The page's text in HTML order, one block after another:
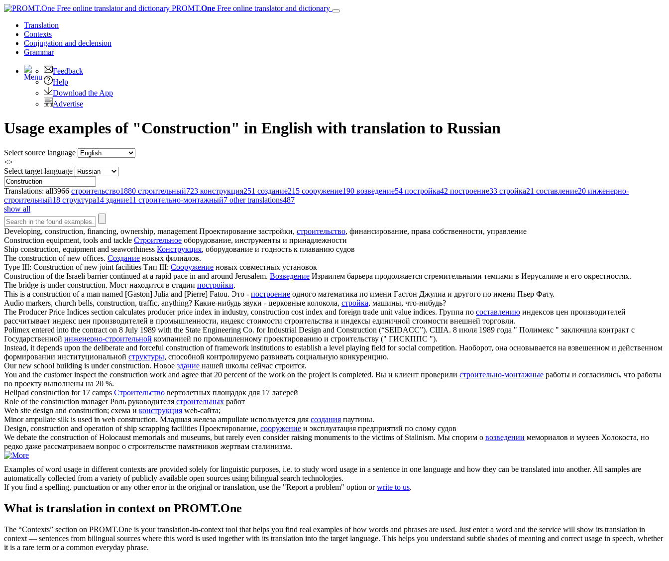
PROMT.One Free online translator and dictionary
Translation
Contexts
Conjugation and declension
Grammar
Feedback
Help
Download the App
Advertise
Usage examples of "Construction" in English with translation to Russian
Select source language
<>
Select target language
Translations: all3966 строительство1880 строительный723 конструкция251 создание215 сооружение190 возведение54 постройка42 построение33 стройка21 составление20 инженерно-
строительный18 структура14 здание11 строительно-монтажный7 other translations487
show all
Developing, construction, financing, ownership, management Проектирование застройки, строительство, финансирование, права собственности, управление
Construction equipment, tools and tackle Строительное оборудование, инструменты и принадлежности
Ship construction, equipment and seaworthiness Конструкция, оборудование и годность к плаванию судов
The construction of new offices. Создание новых филиалов.
Type III: Construction of new joint facilities Тип III: Сооружение новых совместных установок
Construction of the Israeli barrier continued at a rapid pace in and around Jerusalem. Возведение Израилем барьера продолжается стремительными темпами в Иерусалиме и его окрестностях.
The bridge is underconstruction. Мост находится в стадии постройки.
This is a construction of a man named [Gaston] Julia and [Pierre] Fatou. Это - построение одного математика по имени Гастон Джулиа и другого по имени Пьер Фату.
Audio markers, church bells, construction, traffic, anything? Какие-нибудь звуки - церковные колокола, стройка, машины, что-нибудь?
The Producer Price Indices section calculates producer price index in industry, construction cost index and foreign trade unit value indices. Группа по составлению индексов цен производителей
рассчитывает индекс цен производителей в промышленности, индекс стоимости строительства и индексы единичной стоимости внешней торговли.
Polimex entered into the contract on 8 July 1989 with the State Engineering Co. for Industrial Design and Construction (“SEIDACC”). США. 8 июля 1989 года " Полимекс " заключила контракт с
Государственной инженерно-строительной компанией по промышленному проектированию и строительству (" ГИСКППС ").
Instead, it depends upon the deliberate and forceful construction of framework institutions to establish a level playing field for social competition. Наоборот, она основывается на взвешенном и действенном
формировании институциональной структуры, способной контролируемо развивать социальную конкуренцию.
Our new school building is underconstruction. Новое здание нашей школы сейчас строится.
You and the customer inspect the construction work and agree that 20 percent of the work on the project is completed. Вы и клиент проверили строительно-монтажные работы и согласились, что работы
по проекту выполнены на 20 %.
Helipad construction for 17 camps Строительство вертолетных площадок для 17 лагерей
Role of the construction manager Роль руководителя строительных работ
Web site design and construction; схема и конструкция web-сайта;
Minor ampullate silk is used in web construction. Младшая железа ampullate используется для создания паутины.
Design, construction and operation of ship scrapping facilities Проектирование, сооружение и эксплуатация предприятий по слому судов
We debate the construction of Holocaust memorials and museums, but rarely even consider raising monuments to the victims of Stalinism. Мы спорим о возведении мемориалов и музеев Холокоста, но
редко даже рассматриваем вопрос о строительстве памятников жертвам сталинизма.
Examples of word usage in different contexts are provided solely for linguistic purposes, i.e. to study word usage in a sentence in one language and how they can be translated into another. All samples are
automatically collected from a variety of publicly available open sources using bilingual search technologies.
If you find a spelling, punctuation or any other error in the original or translation, use the "Report a problem" option orwrite to us.
What is translation in context on PROMT.One
The “Contexts” section on PROMT.One is your translation-in-context tool that helps you find real examples of how words and phrases are used. Just enter a word and the service will show its translation in
context — sentences from bilingual sources where this word is used together with its translation into the target language. This helps you understand subtle shades of meaning and correct usage in speech, whether
it is a rare term or a common everyday phrase.